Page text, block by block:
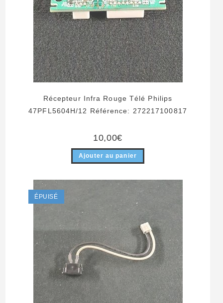
Récepteur Infra Rouge Télé Philips
47PFL5604H/12 Référence: 272217100817
10,00€
Ajouter au panier
ÉPUISÉ